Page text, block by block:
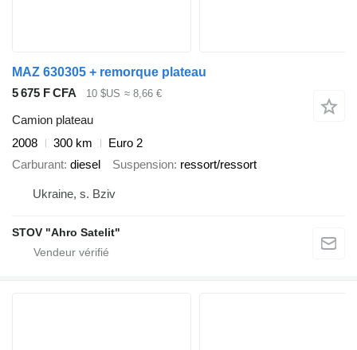
MAZ 630305 + remorque plateau
5 675 F CFA
10 $US ≈ 8,66 €
Camion plateau
2008
300 km
Euro 2
Carburant diesel Suspension ressort/ressort
Ukraine, s. Bziv
STOV "Ahro Satelit"